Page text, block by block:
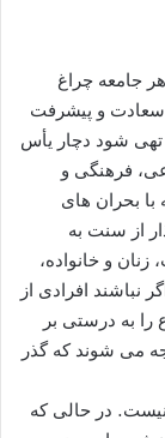
جامعه چراغ
سعادت و پیشرفت
شود دچار یأس
فرهنگی و
بحران های
از سنت به
زنان و خانواده،
افرادی از
به درستی بر
می شوند که گذر
نیست. در حالی که